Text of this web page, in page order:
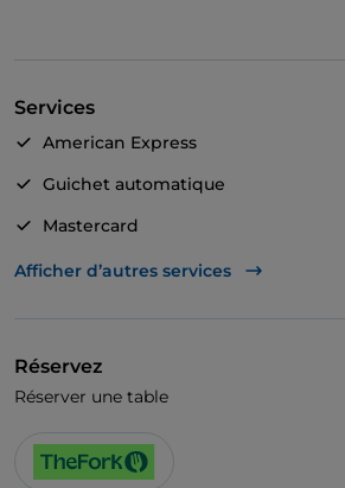
Services
American Express
Guichet automatique
Mastercard
TheFork PAY
Accès handicapés
Salle de bain pour personnes à
Afficher d’autres services
Réservez
Réserver une table